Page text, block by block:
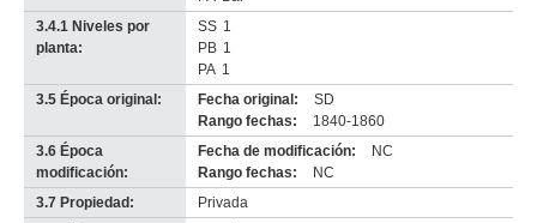
3.4.1 Niveles por
planta:
SS 1
PB 1
PA 1
3.5 Época original:
Fecha original:
SD
Rango fechas:
1840-1860
3.6 Época
modificación:
Fecha de modificación:
NC
Rango fechas:
NC
3.7 Propiedad:
Privada